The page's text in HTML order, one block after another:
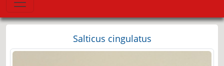
Salticus cingulatus